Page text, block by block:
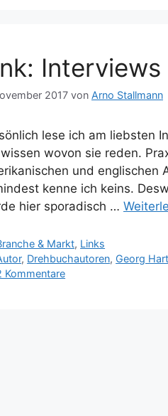
2017 von Arno Stallmann
lese ich am liebsten
wovon sie reden.
und englischen
kenne ich keins.
hier sporadisch …
& Markt, Links
, Drehbuchautoren, Georg
Kommentare